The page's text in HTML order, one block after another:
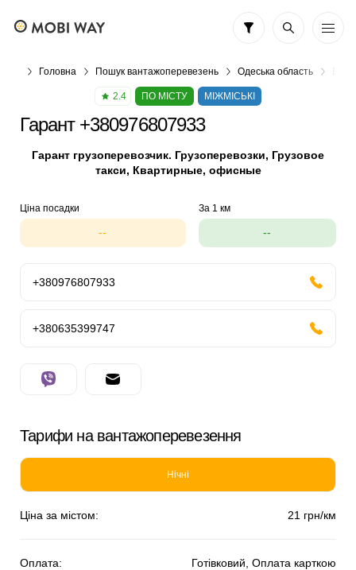
Головна Пошук вантажоперевезень Одеська область
2.4 ПО МІСТУ МІЖМІСЬКІ
Гарант +380976807933
Гарант грузоперевозчик. Грузоперевозки, Грузовое
такси, Квартирные, офисные
Ціна посадки
--
За 1 км
--
+380976807933
+380635399747
Тарифи на вантажоперевезення
Нічні
Ціна за містом: 21 грн/км
Оплата: Готівковий, Оплата карткою